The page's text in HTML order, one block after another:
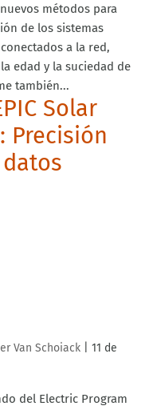
métodos para
de los sistemas
a la red,
edad y la suciedad de
también...
Solar
Precisión
Van Schoiack |11 de
del Electric Program